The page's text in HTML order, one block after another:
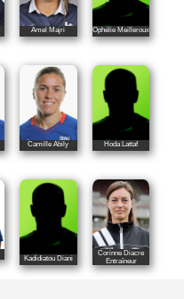
Amel Majri Ophélie Meilleroux
Camille Abily Hoda Lattaf
Kadidiatou Diani
Corinne Diacre
Entraîneur